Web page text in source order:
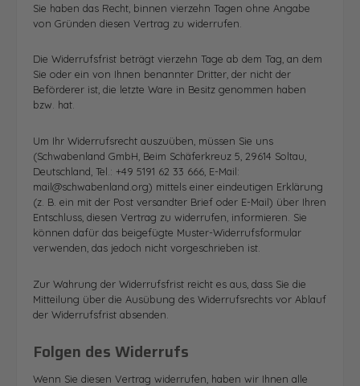
Sie haben das Recht, binnen vierzehn Tagen ohne Angabe
von Gründen diesen Vertrag zu widerrufen.
Die Widerrufsfrist beträgt vierzehn Tage ab dem Tag, an dem
Sie oder ein von Ihnen benannter Dritter, der nicht der
Beförderer ist, die letzte Ware in Besitz genommen haben
bzw. hat.
Um Ihr Widerrufsrecht auszuüben, müssen Sie uns
(Schwabenland GmbH, Beim Schäferkreuz 5, 29614 Soltau,
Deutschland, Tel.: +49 5191 62 33 666, E-Mail:
mail@schwabenland.org) mittels einer eindeutigen Erklärung
(z. B. ein mit der Post versandter Brief oder E-Mail) über Ihren
Entschluss, diesen Vertrag zu widerrufen, informieren. Sie
können dafür das beigefügte Muster-Widerrufsformular
verwenden, das jedoch nicht vorgeschrieben ist.
Zur Wahrung der Widerrufsfrist reicht es aus, dass Sie die
Mitteilung über die Ausübung des Widerrufsrechts vor Ablauf
der Widerrufsfrist absenden.
Folgen des Widerrufs
Wenn Sie diesen Vertrag widerrufen, haben wir Ihnen alle